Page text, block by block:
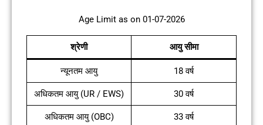
Age Limit as on 01-07-2026
श्रेणी आयु सीमा
न्यूनतम आयु 18 वर्ष
अधिकतम आयु (UR / EWS) 30 वर्ष
अधिकतम आयु (OBC) 33 वर्ष